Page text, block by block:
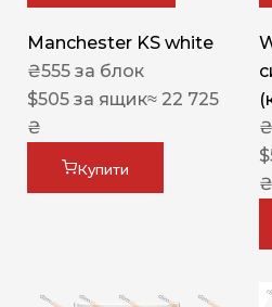
Manchester KS white
₴555 за блок
$505 за ящик≈ 22 725
₴
Купити
₴
$
₴